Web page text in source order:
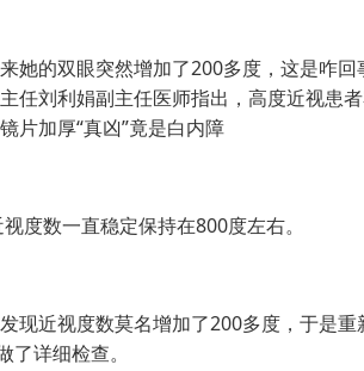
她的双眼突然增加了200多度，这是咋回
任刘利娟副主任医师指出，高度近视患
片加厚“真凶”竟是白内障
数一直稳定保持在800度左右。
近视度数莫名增加了200多度，于是重
详细检查。